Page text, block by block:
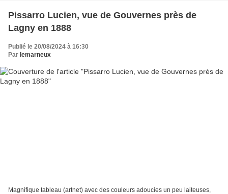
Pissarro Lucien, vue de Gouvernes près de
Lagny en 1888
Publié le 20/08/2024 à 16:30
Par lemarneux
Magnifique tableau (artnet) avec des couleurs adoucies un peu laiteuses,